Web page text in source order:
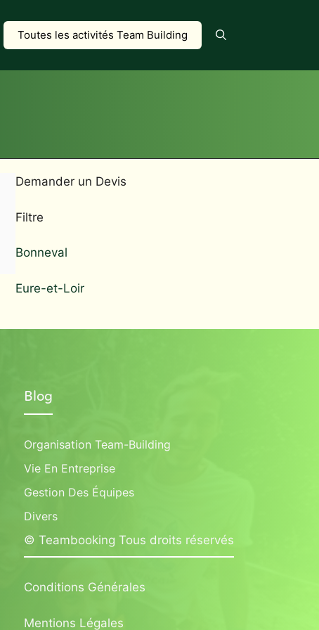
Toutes les activités Team Building
Demander un Devis
Filtre
Bonneval
Eure-et-Loir
Blog
Organisation Team-Building
Vie En Entreprise
Gestion Des Équipes
Divers
© Teambooking Tous droits réservés
Conditions Générales
Mentions Légales